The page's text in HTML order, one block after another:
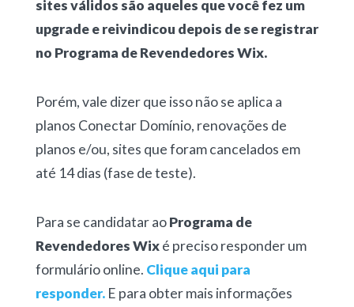
sites válidos são aqueles que você fez um
upgrade e reivindicou depois de se registrar
no Programa de Revendedores Wix.
Porém, vale dizer que isso não se aplica a
planos Conectar Domínio, renovações de
planos e/ou, sites que foram cancelados em
até 14 dias (fase de teste).
Para se candidatar aoPrograma de
Revendedores Wixé preciso responder um
formulário online. Clique aqui para
responder. E para obter mais informações